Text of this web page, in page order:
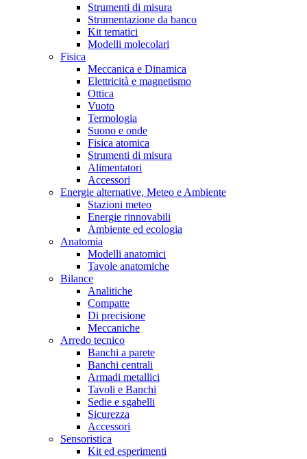
Strumenti di misura
Strumentazione da banco
Kit tematici
Modelli molecolari
Fisica
Meccanica e Dinamica
Elettricità e magnetismo
Ottica
Vuoto
Termologia
Suono e onde
Fisica atomica
Strumenti di misura
Alimentatori
Accessori
Energie alternative, Meteo e Ambiente
Stazioni meteo
Energie rinnovabili
Ambiente ed ecologia
Anatomia
Modelli anatomici
Tavole anatomiche
Bilance
Analitiche
Compatte
Di precisione
Meccaniche
Arredo tecnico
Banchi a parete
Banchi centrali
Armadi metallici
Tavoli e Banchi
Sedie e sgabelli
Sicurezza
Accessori
Sensoristica
Kit ed esperimenti